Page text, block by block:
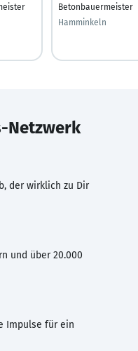
Betonbauermeister
Hamminkeln
Netzwerk
der wirklich zu Dir
und über 20.000
Impulse für ein